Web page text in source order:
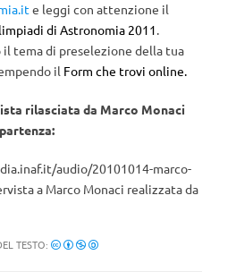
e leggi con attenzione il
di Astronomia 2011.
tema di preselezione della tua
il Form che trovi online.
rilasciata da Marco Monaci
audio/20101014-marco-
a Marco Monaci realizzata da
TESTO: